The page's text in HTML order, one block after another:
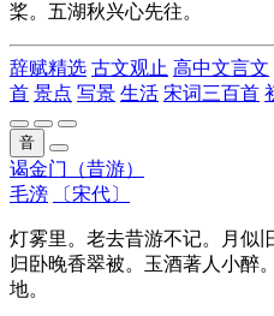
桨。五湖秋兴心先往。
辞赋精选 古文观止 高中文言文
首 景点 写景 生活 宋词三百首
音
谒金门（昔游）
毛滂
〔宋代〕
灯雾里。老去昔游不记。月似
归卧晚香翠被。玉酒著人小醉
地。